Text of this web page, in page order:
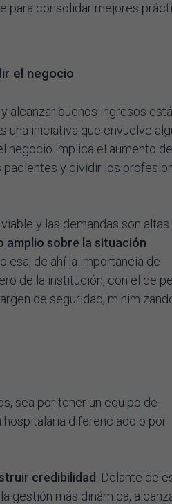
para consolidar mejores
el negocio
alcanzar buenos ingresos está
una iniciativa que envuelve
negocio implica el aumento de
y dividir los
y las demandas son altas
amplio sobre la situación
esa, de ahí la importancia de
de la institución, con el de
de seguridad,
sea por tener un equipo de
diferenciado o por
credibilidad . Delante de
gestión más dinámica,